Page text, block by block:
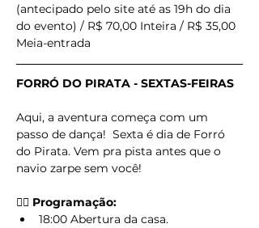
(antecipado pelo site até as 19h do dia
do evento) / R$ 70,00 Inteira / R$ 35,00
Meia-entrada
FORRÓ DO PIRATA - SEXTAS-FEIRAS
Aqui, a aventura começa com um
passo de dança!  Sexta é dia de Forró
do Pirata. Vem pra pista antes que o
navio zarpe sem você!
🏴‍☠️ Programação:
18:00 Abertura da casa.